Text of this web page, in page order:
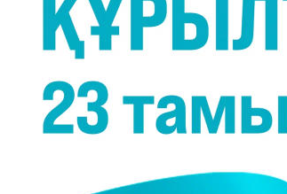
киім имитациясы ретінде
Яғни, қыз туғандарын жырақ,
күйеуінің үйіндегі қызметі оның
байлығына да байланысты